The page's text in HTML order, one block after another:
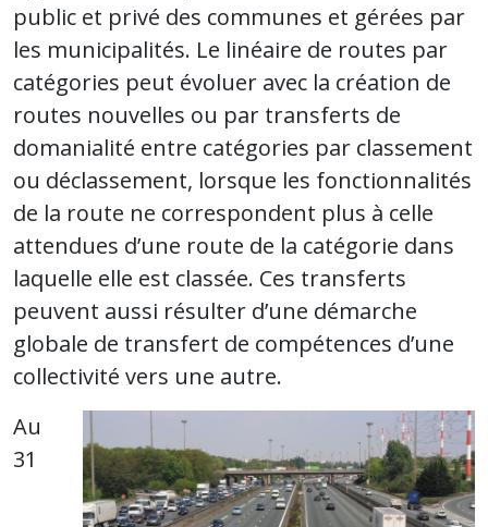
public et privé des communes et gérées par
les municipalités. Le linéaire de routes par
catégories peut évoluer avec la création de
routes nouvelles ou par transferts de
domanialité entre catégories par classement
ou déclassement, lorsque les fonctionnalités
de la route ne correspondent plus à celle
attendues d’une route de la catégorie dans
laquelle elle est classée. Ces transferts
peuvent aussi résulter d’une démarche
globale de transfert de compétences d’une
collectivité vers une autre.
Au
31